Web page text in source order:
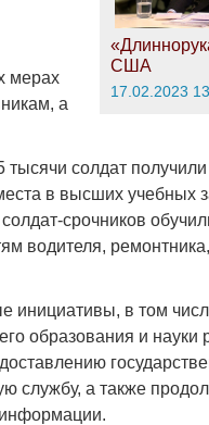
США
17.02.2023
мерах
а
солдат получили
в высших учебных
срочников
водителя,
в том
образования и науки
службу, а также
информации.
Сороса